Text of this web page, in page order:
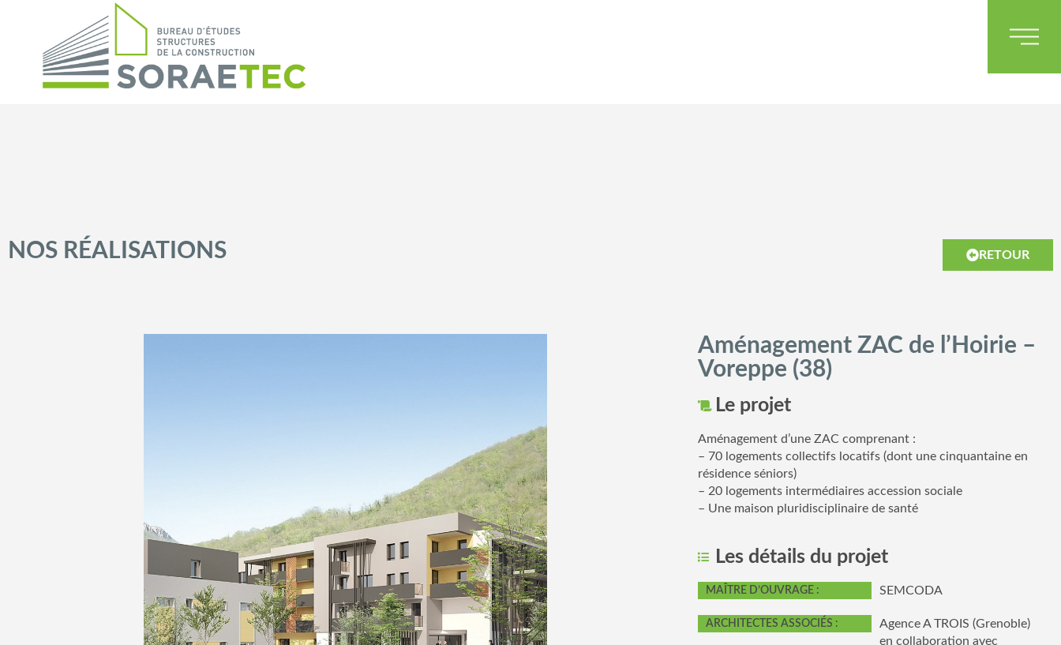
NOS RÉALISATIONS RETOUR
Aménagement ZAC de l’Hoirie –
Voreppe (38)
Le projet
Aménagement d’une ZAC comprenant :
– 70 logements collectifs locatifs (dont une cinquantaine en
résidence séniors)
– 20 logements intermédiaires accession sociale
– Une maison pluridisciplinaire de santé
Les détails du projet
MAÎTRE D’OUVRAGE : SEMCODA
ARCHITECTES ASSOCIÉS :
Agence A TROIS (Grenoble)
en collaboration avec